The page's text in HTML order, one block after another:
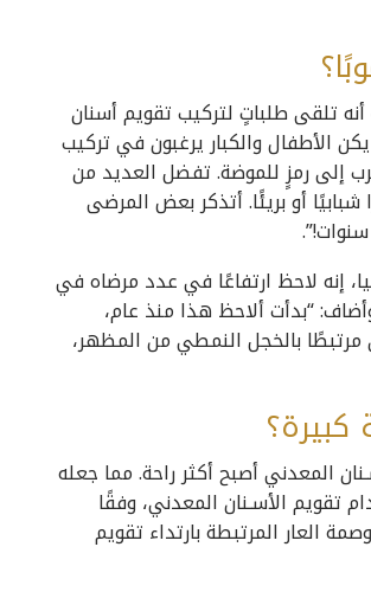
أنه تلقى طلباتٍ لتركيب تقويم أسنان
الأطفال والكبار يرغبون في تركيب
إلى رمزٍ للموضة. تفضل العديد من
أو بريئًا. أتذكر بعض المرضى
إنه لاحظ ارتفاعًا في عدد مرضاه في
“بدأت ألاحظ هذا منذ عام،
بالخجل النمطي من المظهر،
المعدني أصبح أكثر راحة. مما جعله
تقويم الأسـنان المعدني، وفقًا
العار المرتبطة بارتداء تقويم